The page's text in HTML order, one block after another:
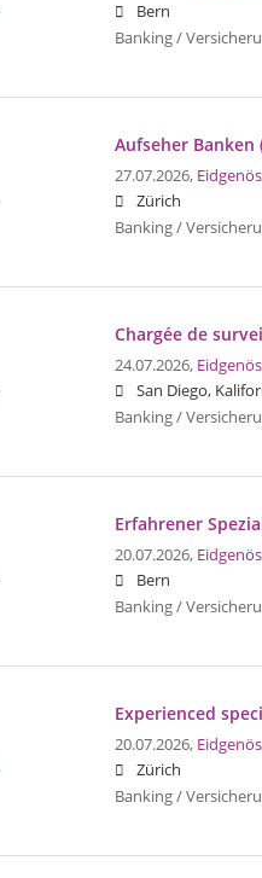
Bern
Banking /
Aufseher Banken
27.07.2026,
Zürich
Banking /
Chargée de
24.07.2026,
San Diego,
Banking /
Erfahrener
20.07.2026,
Bern
Banking /
Experienced
20.07.2026,
Zürich
Banking /